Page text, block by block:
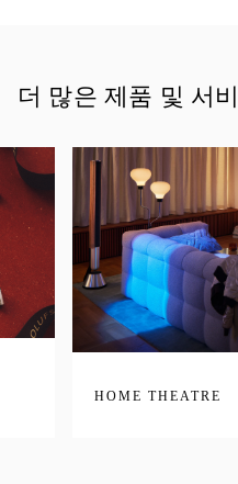
더 많은 제품 및 서
HOME THEATRE